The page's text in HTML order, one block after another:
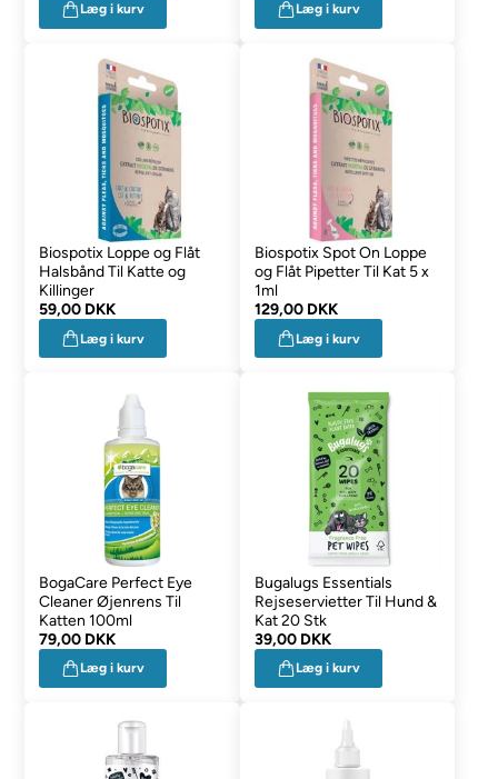
Læg i kurv Læg i kurv
Biospotix Loppe og Flåt
Halsbånd Til Katte og
Killinger
59,00 DKK
Læg i kurv
Biospotix Spot On Loppe
og Flåt Pipetter Til Kat 5 x
1ml
129,00 DKK
Læg i kurv
BogaCare Perfect Eye
Cleaner Øjenrens Til
Katten 100ml
79,00 DKK
Læg i kurv
Bugalugs Essentials
Rejseservietter Til Hund &
Kat 20 Stk
39,00 DKK
Læg i kurv